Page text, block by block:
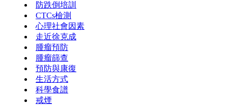
防跌倒培訓
CTCs檢測
心理社會因素
走近徐克成
腫瘤預防
腫瘤篩查
預防與康復
生活方式
科學食譜
戒煙